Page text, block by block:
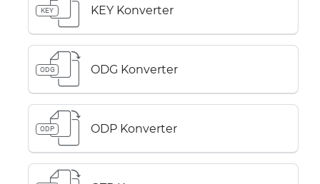
KEY KEY Konverter
ODG ODG Konverter
ODP ODP Konverter